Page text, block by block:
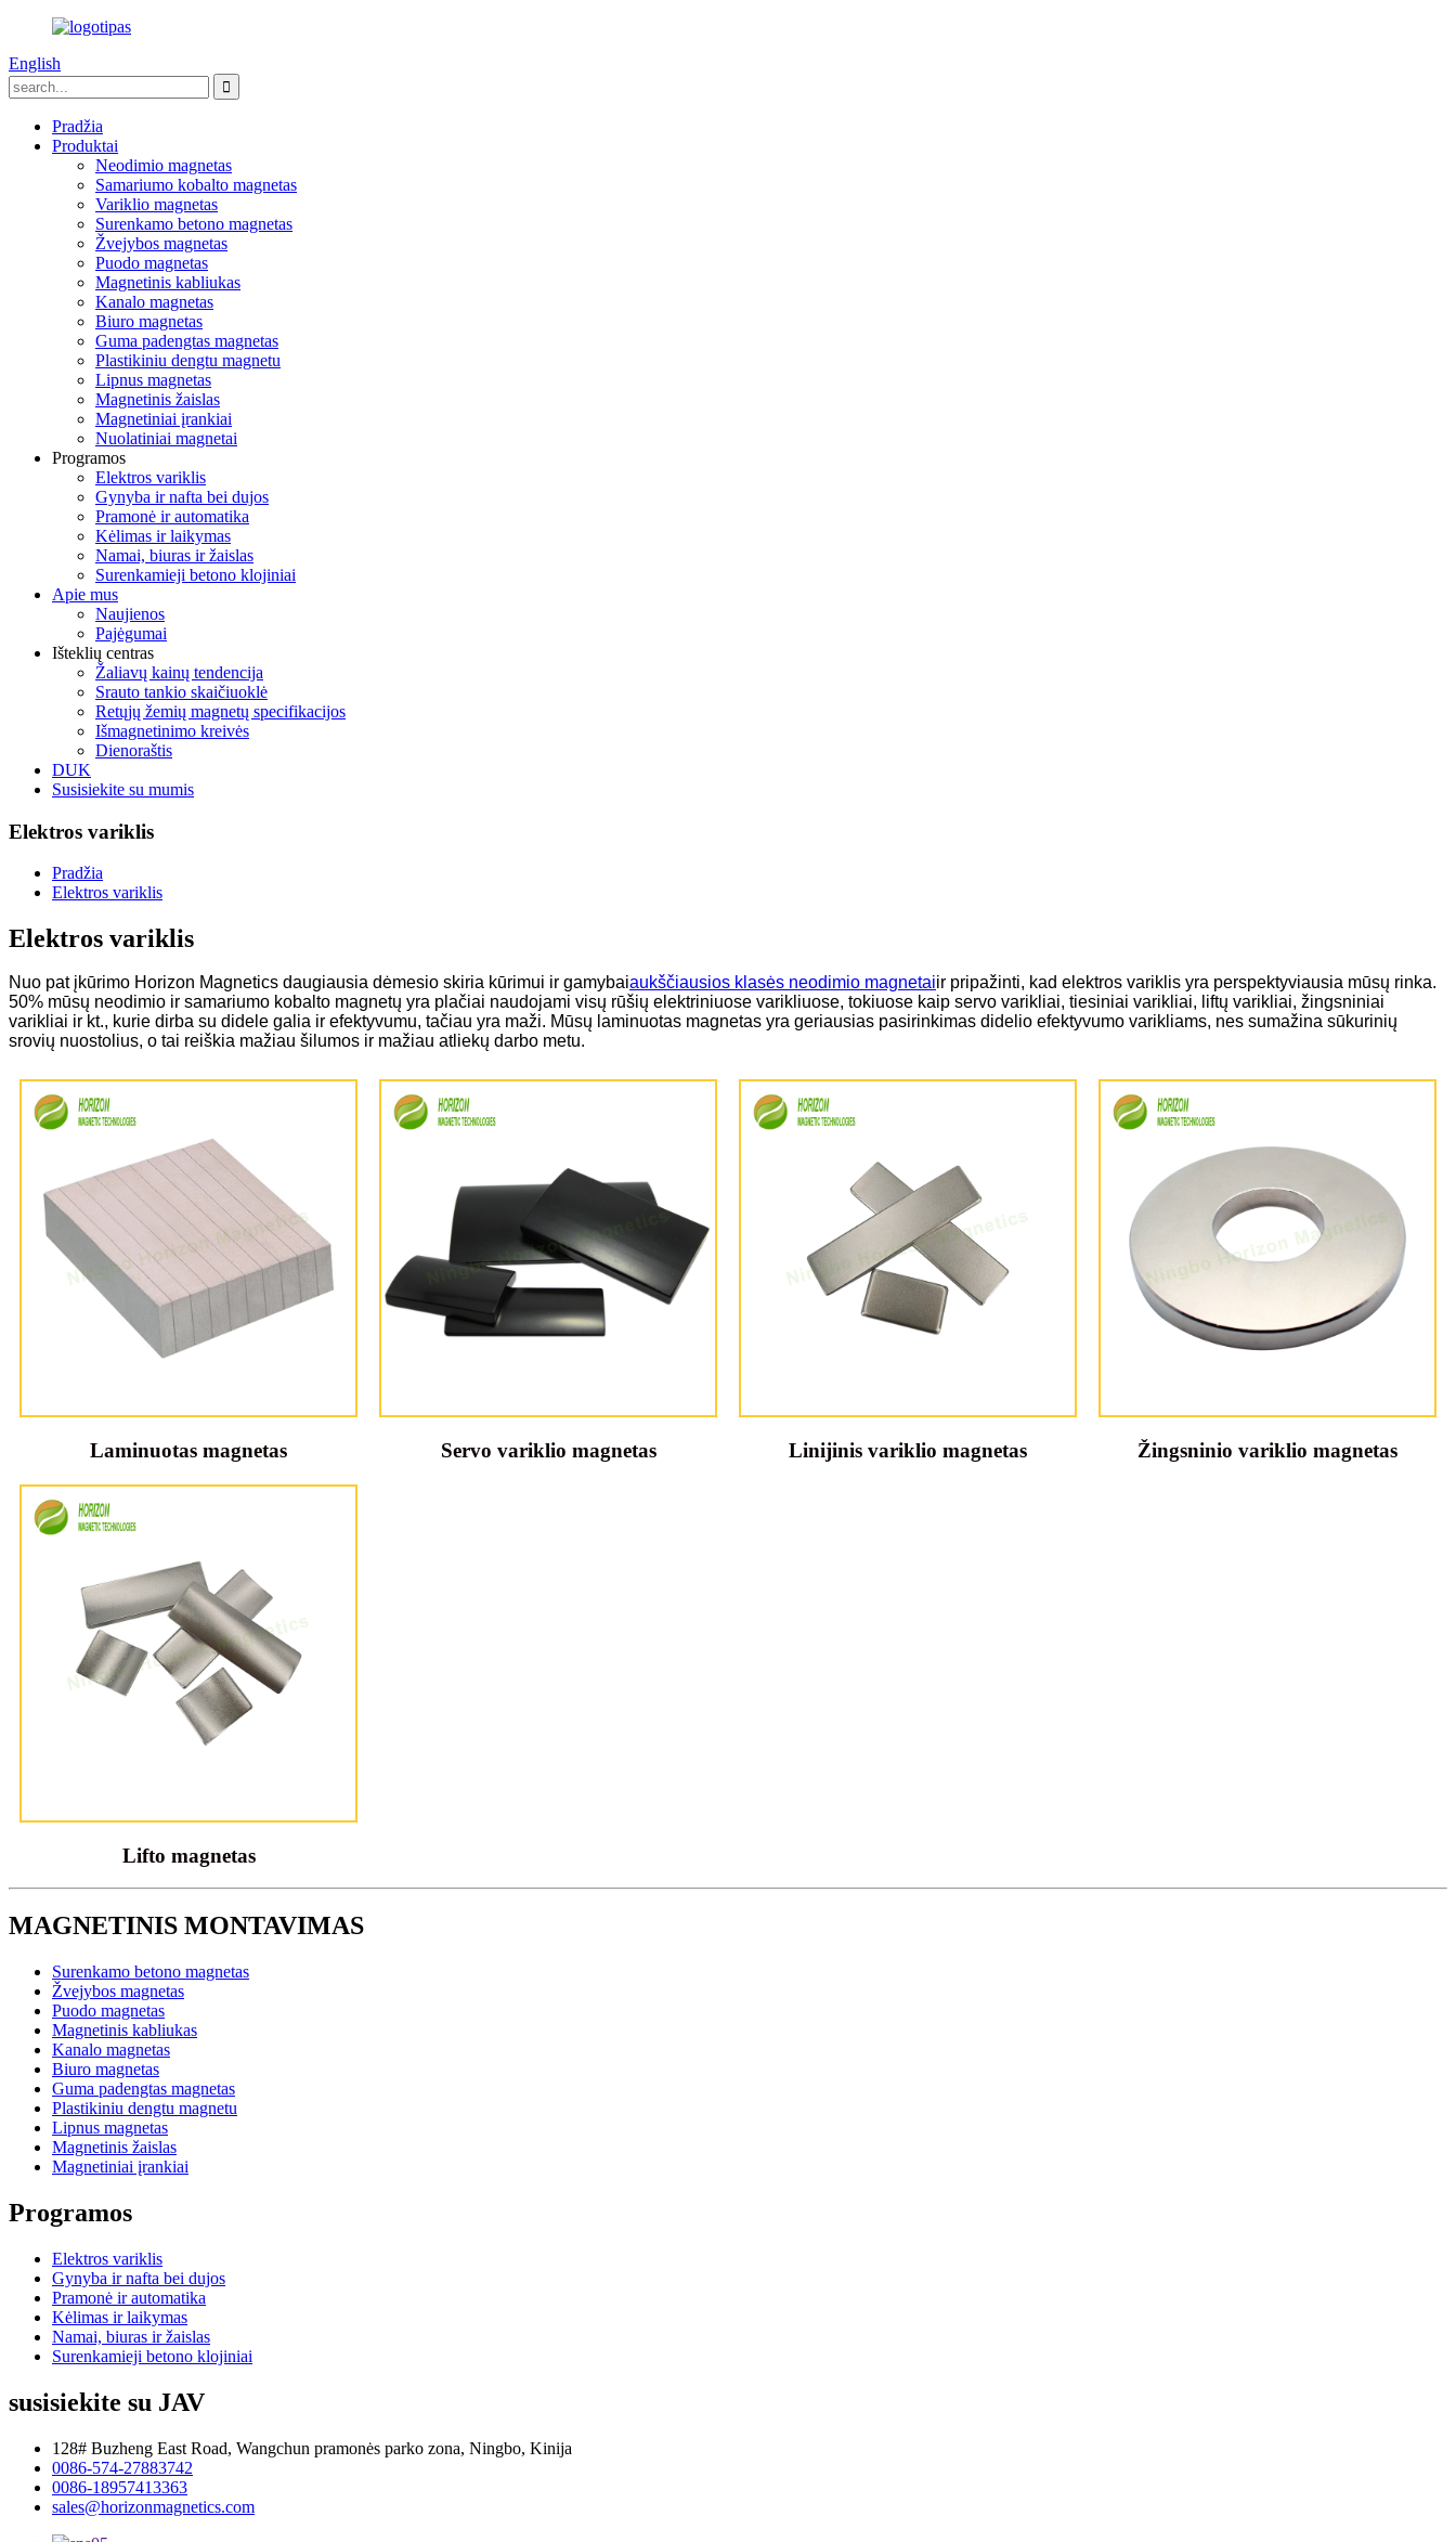
English
Pradžia
Produktai
Neodimio magnetas
Samariumo kobalto magnetas
Variklio magnetas
Surenkamo betono magnetas
Žvejybos magnetas
Puodo magnetas
Magnetinis kabliukas
Kanalo magnetas
Biuro magnetas
Guma padengtas magnetas
Plastikiniu dengtu magnetu
Lipnus magnetas
Magnetinis žaislas
Magnetiniai įrankiai
Nuolatiniai magnetai
Programos
Elektros variklis
Gynyba ir nafta bei dujos
Pramonė ir automatika
Kėlimas ir laikymas
Namai, biuras ir žaislas
Surenkamieji betono klojiniai
Apie mus
Naujienos
Pajėgumai
Išteklių centras
Žaliavų kainų tendencija
Srauto tankio skaičiuoklė
Retųjų žemių magnetų specifikacijos
Išmagnetinimo kreivės
Dienoraštis
DUK
Susisiekite su mumis
Elektros variklis
Pradžia
Elektros variklis
Elektros variklis
Nuo pat įkūrimo Horizon Magnetics daugiausia dėmesio skiria kūrimui ir gamybaiaukščiausios klasės neodimio magnetaiir pripažinti, kad elektros variklis yra perspektyviausia mūsų rinka.
50% mūsų neodimio ir samariumo kobalto magnetų yra plačiai naudojami visų rūšių elektriniuose varikliuose, tokiuose kaip servo varikliai, tiesiniai varikliai, liftų varikliai, žingsniniai
varikliai ir kt., kurie dirba su didele galia ir efektyvumu, tačiau yra maži. Mūsų laminuotas magnetas yra geriausias pasirinkimas didelio efektyvumo varikliams, nes sumažina sūkurinių
srovių nuostolius, o tai reiškia mažiau šilumos ir mažiau atliekų darbo metu.
Laminuotas magnetas Servo variklio magnetas Linijinis variklio magnetas Žingsninio variklio magnetas
Lifto magnetas
MAGNETINIS MONTAVIMAS
Surenkamo betono magnetas
Žvejybos magnetas
Puodo magnetas
Magnetinis kabliukas
Kanalo magnetas
Biuro magnetas
Guma padengtas magnetas
Plastikiniu dengtu magnetu
Lipnus magnetas
Magnetinis žaislas
Magnetiniai įrankiai
Programos
Elektros variklis
Gynyba ir nafta bei dujos
Pramonė ir automatika
Kėlimas ir laikymas
Namai, biuras ir žaislas
Surenkamieji betono klojiniai
susisiekite su JAV
128# Buzheng East Road, Wangchun pramonės parko zona, Ningbo, Kinija
0086-574-27883742
0086-18957413363
sales@horizonmagnetics.com